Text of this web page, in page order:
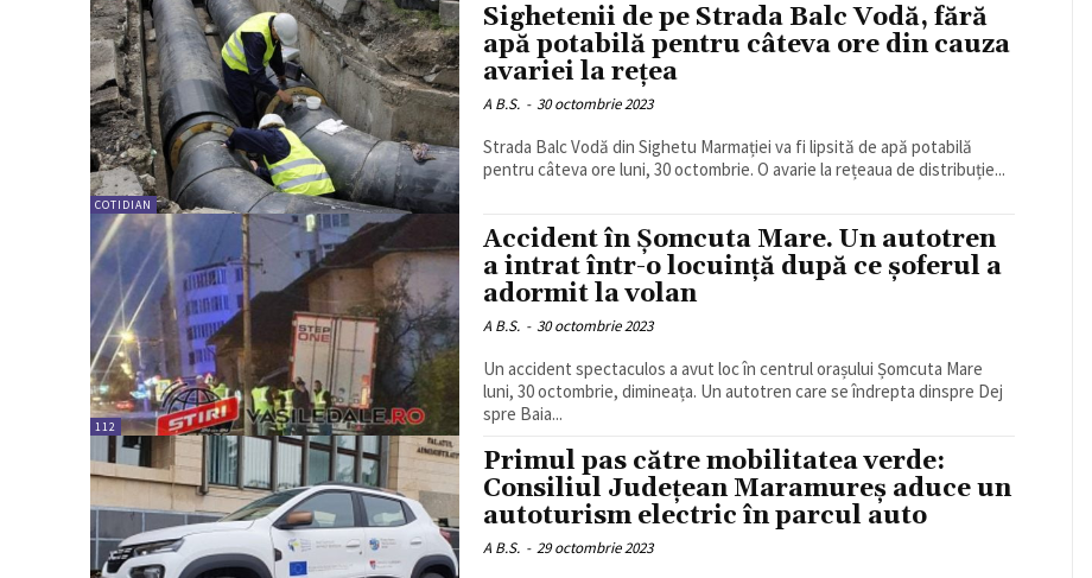
COTIDIAN
Sighetenii de pe Strada Balc Vodă, fără
apă potabilă pentru câteva ore din cauza
avariei la rețea
A B.S. - 30 octombrie 2023
Strada Balc Vodă din Sighetu Marmației va fi lipsită de apă potabilă
pentru câteva ore luni, 30 octombrie. O avarie la rețeaua de distribuție...
112
Accident în Șomcuta Mare. Un autotren
a intrat într-o locuință după ce șoferul a
adormit la volan
A B.S. - 30 octombrie 2023
Un accident spectaculos a avut loc în centrul orașului Șomcuta Mare
luni, 30 octombrie, dimineața. Un autotren care se îndrepta dinspre Dej
spre Baia...
Primul pas către mobilitatea verde:
Consiliul Județean Maramureș aduce un
autoturism electric în parcul auto
A B.S. - 29 octombrie 2023